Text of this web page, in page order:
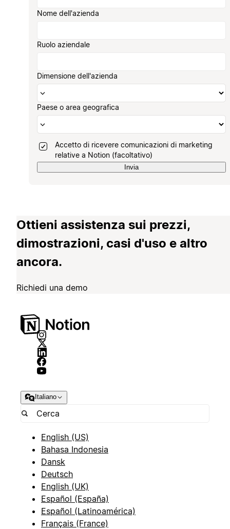
Nome dell'azienda
Ruolo aziendale
Dimensione dell'azienda
Paese o area geografica
Accetto di ricevere comunicazioni di marketing
relative a Notion (facoltativo)
Invia
Ottieni assistenza sui prezzi,
dimostrazioni, casi d'uso e altro
ancora.
Richiedi una demo
Italiano
English (US)
Bahasa Indonesia
Dansk
Deutsch
English (UK)
Español (España)
Español (Latinoamérica)
Français (France)